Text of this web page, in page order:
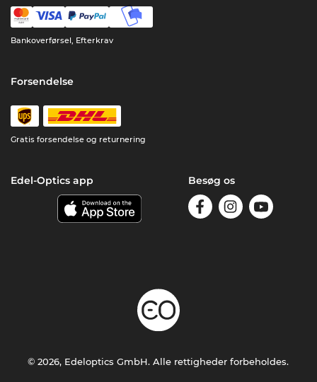
Bankoverførsel, Efterkrav
Forsendelse
Gratis forsendelse og returnering
Edel-Optics app Besøg os
© 2026, Edeloptics GmbH. Alle rettigheder forbeholdes.